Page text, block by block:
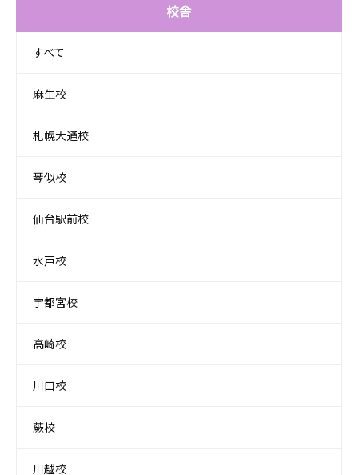
校舎
すべて
麻生校
札幌大通校
琴似校
仙台駅前校
水戸校
宇都宮校
高崎校
川口校
蕨校
川越校